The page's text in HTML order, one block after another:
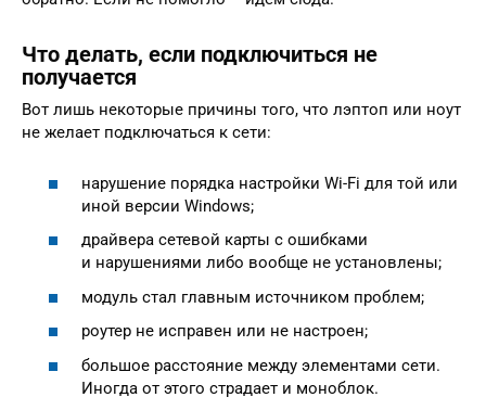
Что делать, если подключиться не
получается
Вот лишь некоторые причины того, что лэптоп или ноут
не желает подключаться к сети:
нарушение порядка настройки Wi-Fi для той или
иной версии Windows;
драйвера сетевой карты с ошибками
и нарушениями либо вообще не установлены;
модуль стал главным источником проблем;
роутер не исправен или не настроен;
большое расстояние между элементами сети.
Иногда от этого страдает и моноблок.